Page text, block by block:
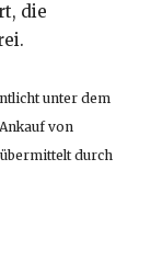
die
unter dem
von
durch